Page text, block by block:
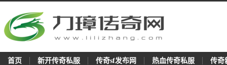
首页 新开传奇私服 传奇sf发布网 热血传奇私服 传奇